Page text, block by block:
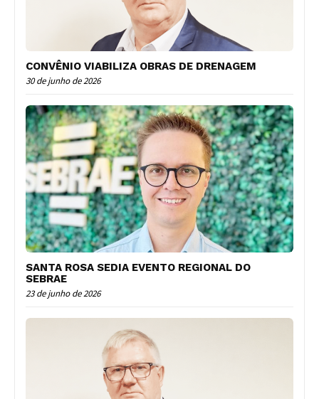
CONVÊNIO VIABILIZA OBRAS DE DRENAGEM
30 de junho de 2026
SANTA ROSA SEDIA EVENTO REGIONAL DO
SEBRAE
23 de junho de 2026